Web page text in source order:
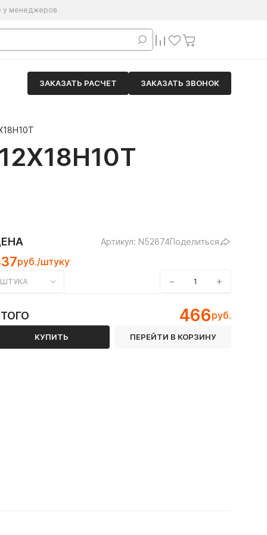
у менеджеров
ЗАКАЗАТЬ РАСЧЕТ ЗАКАЗАТЬ ЗВОНОК
Артикул: N52874Поделиться
руб./штуку
ШТУКА − +
466руб.
КУПИТЬ ПЕРЕЙТИ В КОРЗИНУ